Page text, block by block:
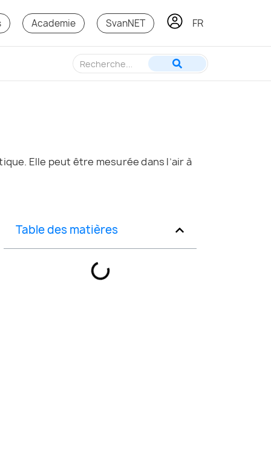
Academie SvanNET FR
KO
Elle peut être mesurée dans l’air à
Table des matières